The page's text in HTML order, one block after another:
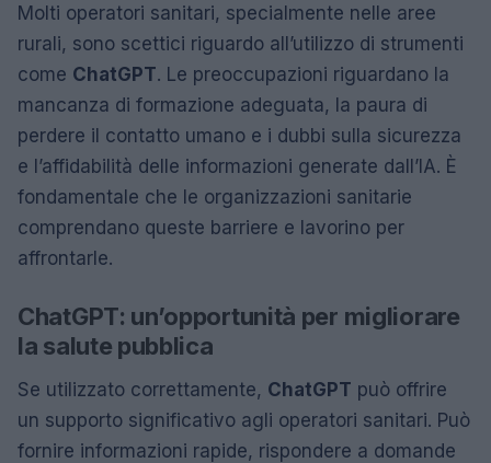
Molti operatori sanitari, specialmente nelle aree
rurali, sono scettici riguardo all’utilizzo di strumenti
come ChatGPT. Le preoccupazioni riguardano la
mancanza di formazione adeguata, la paura di
perdere il contatto umano e i dubbi sulla sicurezza
e l’affidabilità delle informazioni generate dall’IA. È
fondamentale che le organizzazioni sanitarie
comprendano queste barriere e lavorino per
affrontarle.
ChatGPT: un’opportunità per migliorare
la salute pubblica
Se utilizzato correttamente, ChatGPT può offrire
un supporto significativo agli operatori sanitari. Può
fornire informazioni rapide, rispondere a domande